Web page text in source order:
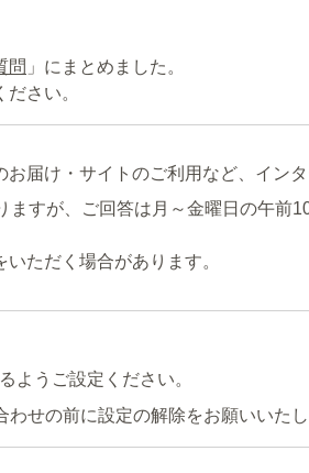
問 」にまとめました。
さい。
届け・サイトのご利用など、イン
すが、ご回答は月～金曜日の午
ただく場合があります。
ようご設定ください。
せの前に設定の解除をお願いいたし